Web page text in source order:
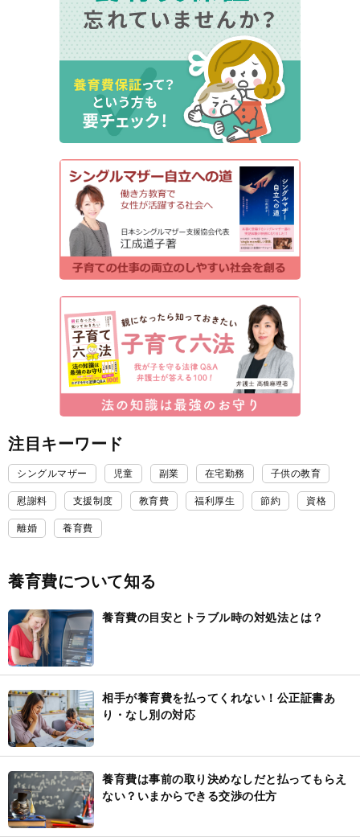
注目キーワード
シングルマザー 児童 副業 在宅勤務 子供の教育
慰謝料 支援制度 教育費 福利厚生 節約 資格
離婚 養育費
養育費について知る
養育費の目安とトラブル時の対処法とは？
相手が養育費を払ってくれない！公正証書あ
り・なし別の対応
養育費は事前の取り決めなしだと払ってもらえ
ない？いまからできる交渉の仕方